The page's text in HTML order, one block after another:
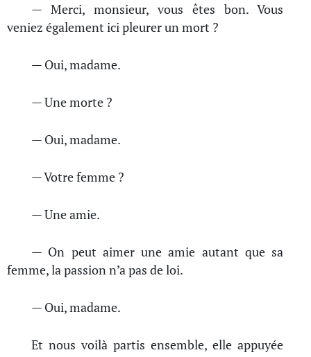
— Merci, monsieur, vous êtes bon. Vous
veniez également ici pleurer un mort ?
— Oui, madame.
— Une morte ?
— Oui, madame.
— Votre femme ?
— Une amie.
— On peut aimer une amie autant que sa
femme, la passion n’a pas de loi.
— Oui, madame.
Et nous voilà partis ensemble, elle appuyée